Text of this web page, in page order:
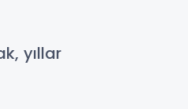
yıllar